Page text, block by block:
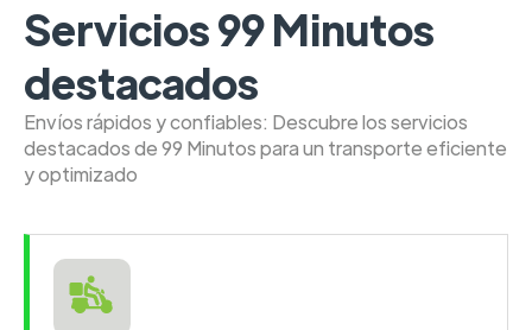
Servicios 99 Minutos
destacados
Envíos rápidos y confiables: Descubre los servicios
destacados de 99 Minutos para un transporte eficiente
y optimizado